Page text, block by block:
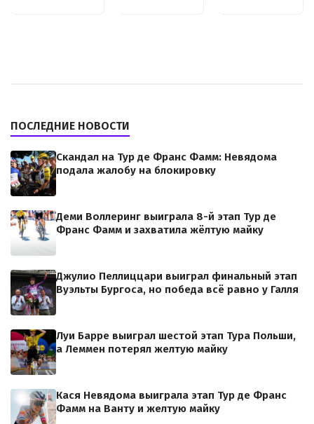
ПОСЛЕДНИЕ НОВОСТИ
Скандал на Тур де Франс Фамм: Невядома
подала жалобу на блокировку
Деми Воллеринг выиграла 8-й этап Тур де
Франс Фамм и захватила жёлтую майку
Джулио Пеллиццари выиграл финальный этап
Вуэльты Бургоса, но победа всё равно у Галля
Луи Барре выиграл шестой этап Тура Польши,
а Леммен потерял желтую майку
Кася Невядома выиграла этап Тур де Франс
Фамм на Ванту и желтую майку